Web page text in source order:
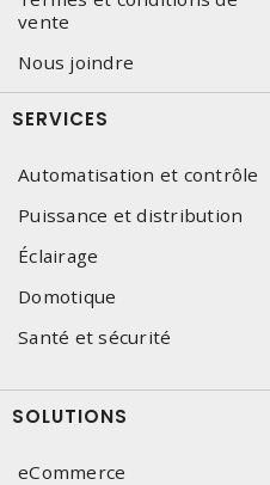
vente
Nous joindre
SERVICES
Automatisation et contrôle
Puissance et distribution
Éclairage
Domotique
Santé et sécurité
SOLUTIONS
eCommerce